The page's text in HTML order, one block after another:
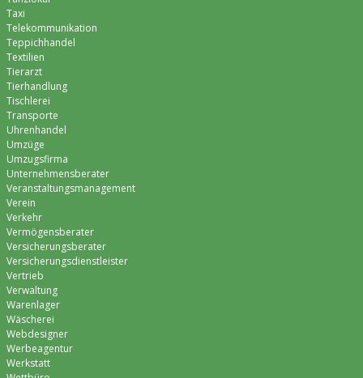
Taxi
Telekommunikation
Teppichhandel
Textilien
Tierarzt
Tierhandlung
Tischlerei
Transporte
Uhrenhandel
Umzüge
Umzugsfirma
Unternehmensberater
Veranstaltungsmanagement
Verein
Verkehr
Vermögensberater
Versicherungsberater
Versicherungsdienstleister
Vertrieb
Verwaltung
Warenlager
Wäscherei
Webdesigner
Werbeagentur
Werkstatt